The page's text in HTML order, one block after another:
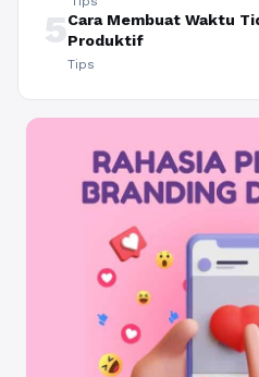
5Cara Membuat Waktu
Produktif
Tips